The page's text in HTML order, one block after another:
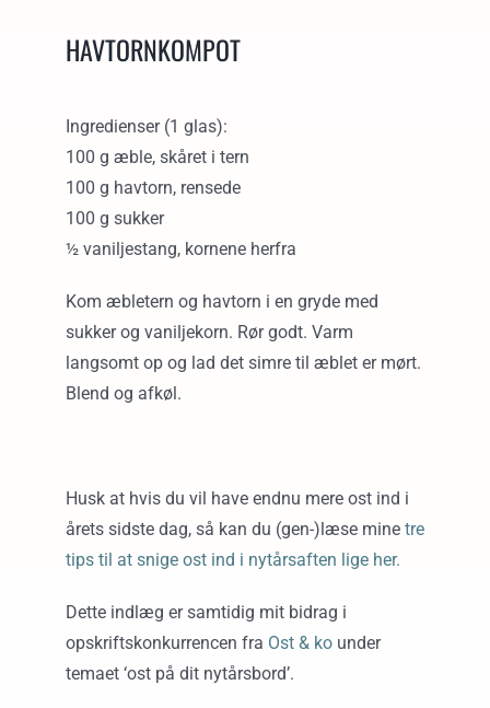
HAVTORNKOMPOT
Ingredienser (1 glas):
100 g æble, skåret i tern
100 g havtorn, rensede
100 g sukker
½ vaniljestang, kornene herfra
Kom æbletern og havtorn i en gryde med
sukker og vaniljekorn. Rør godt. Varm
langsomt op og lad det simre til æblet er mørt.
Blend og afkøl.
Husk at hvis du vil have endnu mere ost ind i
årets sidste dag, så kan du (gen-)læse mine tre
tips til at snige ost ind i nytårsaften lige her.
Dette indlæg er samtidig mit bidrag i
opskriftskonkurrencen fra Ost & kounder
temaet ‘ost på dit nytårsbord’.